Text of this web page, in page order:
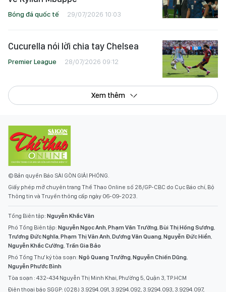
Bóng đá quốc tế 29/07/2026 10:03
Cucurella nói lời chia tay Chelsea
Premier League 28/07/2026 09:12
Xem thêm
© Bản quyền Báo SÀI GÒN GIẢI PHÓNG.
Giấy phép mở chuyên trang Thể Thao Online số 28/GP-CBC do Cục Báo chí, Bộ
Thông tin và Truyền thông cấp ngày 06-09-2023.
Tổng Biên tập: Nguyễn Khắc Văn
Phó Tổng Biên tập: Nguyễn Ngọc Anh Phạm Văn Trường Bùi Thị Hồng Sương
Trương Đức Nghĩa Phạm Thị Vân Anh Dương Văn Quang Nguyễn Đức Hiển
Nguyễn Khắc Cường Trần Gia Bảo
Phó Tổng Thư ký tòa soạn: Ngô Quang Trưởng Nguyễn Chiến Dũng
Nguyễn Phước Bình
Tòa soạn : 432-434 Nguyễn Thị Minh Khai, Phường 5, Quận 3, TP.HCM
Điện thoại báo SGGP: (028) 3.9294.091, 3.9294.092, 3.9294.093, 3.9294.097,